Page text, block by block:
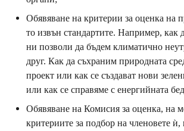
Обявяване на критерии за оценка на
то извън стандартите. Например, как
ни позволи да бъдем климатично
друг. Как да съхраним природната
проект или как се създават нови
или как се справяме с енергийната
Обявяване на Комисия за оценка, на
критериите за подбор на членовете